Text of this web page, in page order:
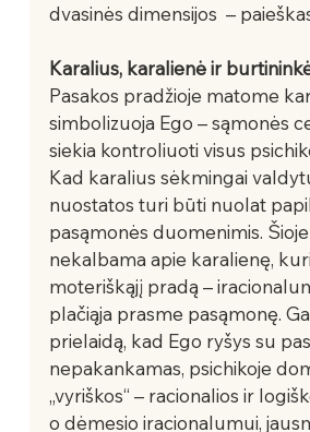
dvasinės dimensijos  –
Karalius, karalienė ir
Pasakos pradžioje matome
simbolizuoja Ego – sąmonės
siekia kontroliuoti visus
Kad karalius sėkmingai
nuostatos turi būti nuolat
pasąmonės duomenimis.
nekalbama apie karalienę,
moteriškąjį pradą –
plačiąja prasme pasąmonę.
prielaidą, kad Ego ryšys su
nepakankamas, psichikoje
„vyriškos“ – racionalios ir
o dėmesio iracionalumui,